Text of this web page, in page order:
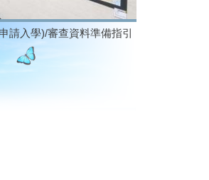
請入學)/審查資料準備指引